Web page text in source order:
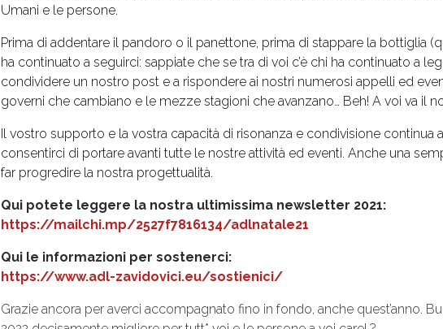
Umani e le persone.
Prima di addentare il pandoro o il panettone, prima di stappare la bottiglia
ha continuato a seguirci: sappiate che se tra di voi c’è chi ha continuato a
condividere un nostro post e a rispondere ai nostri numerosi appelli ed
governi che cambiano e le mezze stagioni che avanzano… Beh! A voi va il
Il vostro supporto e la vostra capacità di risonanza e condivisione continua
consentirci di portare avanti tutte le nostre attività ed eventi. Anche una
far progredire la nostra progettualità.
Qui potete leggere la nostra ultimissima newsletter 2021:
https://mailchi.mp/2527f7816134/adlnatale21
Qui le informazioni per sostenerci:
https://www.adl-zavidovici.eu/sostienici/
Grazie ancora per averci accompagnato fino in fondo, anche quest’anno.